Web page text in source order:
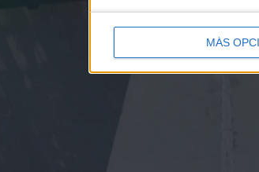
MÁS